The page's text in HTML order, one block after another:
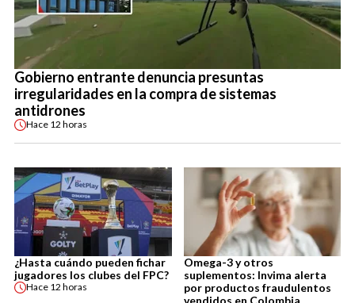
Gobierno entrante denuncia presuntas
irregularidades en la compra de sistemas
antidrones
Hace 12 horas
¿Hasta cuándo pueden fichar
jugadores los clubes del FPC?
Hace 12 horas
Omega-3 y otros
suplementos: Invima alerta
por productos fraudulentos
vendidos en Colombia